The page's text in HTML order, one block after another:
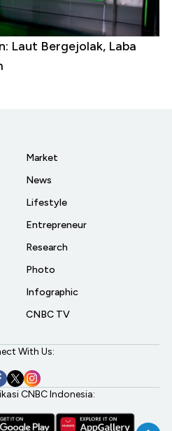
Laut Bergejolak, Laba
Market
News
Lifestyle
Entrepreneur
Research
Photo
Infographic
CNBC TV
With Us:
CNBC Indonesia: